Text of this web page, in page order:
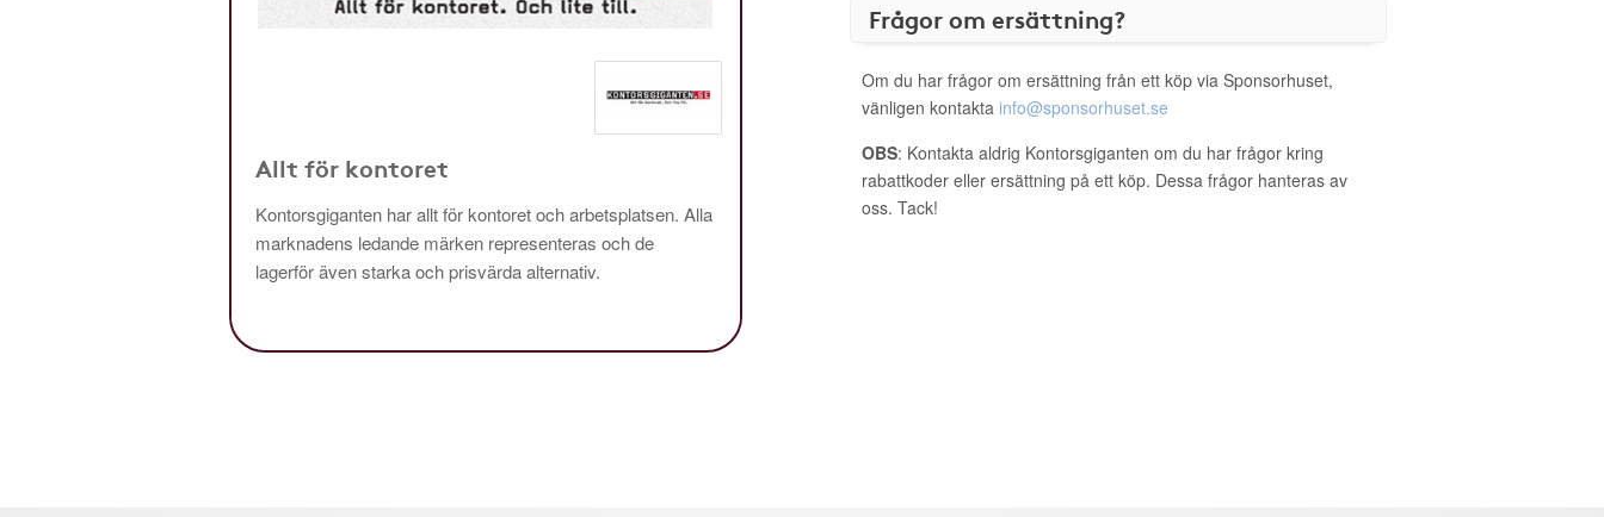
Allt för kontoret
Kontorsgiganten har allt för kontoret och arbetsplatsen. Alla
marknadens ledande märken representeras och de
lagerför även starka och prisvärda alternativ.
Frågor om ersättning?
Om du har frågor om ersättning från ett köp via Sponsorhuset,
vänligen kontakta info@sponsorhuset.se
OBS: Kontakta aldrig Kontorsgiganten om du har frågor kring
rabattkoder eller ersättning på ett köp. Dessa frågor hanteras av
oss. Tack!